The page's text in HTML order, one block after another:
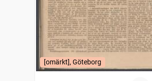
[omärkt], Göteborg